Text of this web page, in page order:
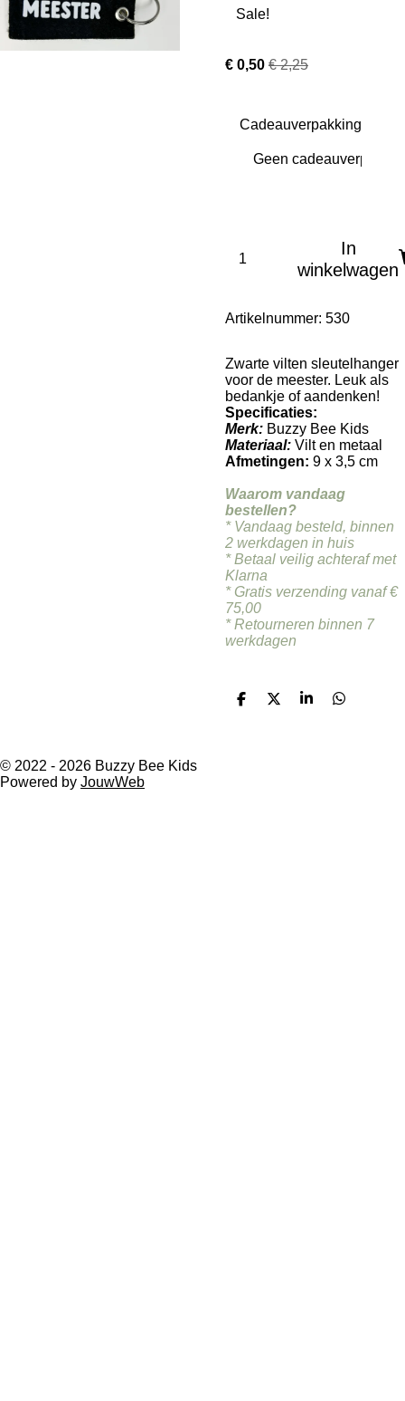
Sale!
€ 0,50 € 2,25
Cadeauverpakking
In
winkelwagen
Artikelnummer: 530
Zwarte vilten sleutelhanger
voor de meester. Leuk als
bedankje of aandenken!
Specificaties:
Merk: Buzzy Bee Kids
Materiaal: Vilt en metaal
Afmetingen: 9 x 3,5 cm
Waarom vandaag
bestellen?
* Vandaag besteld, binnen
2 werkdagen in huis
* Betaal veilig achteraf met
Klarna
* Gratis verzending vanaf €
75,00
* Retourneren binnen 7
werkdagen
D
D
S
D
© 2022 - 2026 Buzzy Bee Kids
Powered by JouwWeb